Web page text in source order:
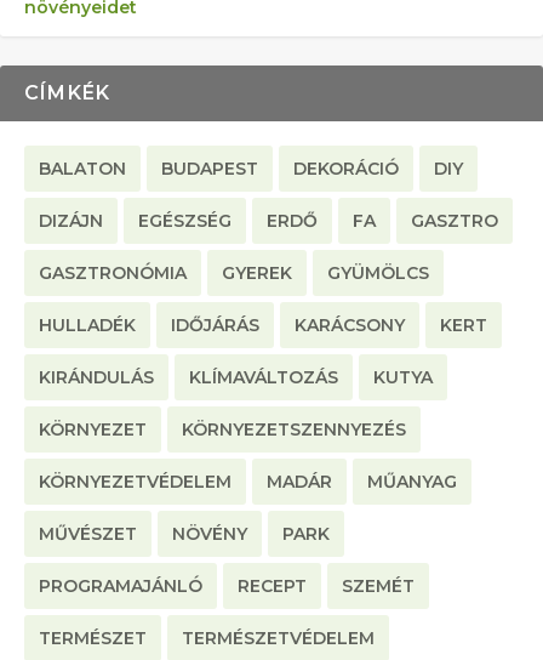
növényeidet
CÍMKÉK
BALATON BUDAPEST DEKORÁCIÓ DIY
DIZÁJN EGÉSZSÉG ERDŐ FA GASZTRO
GASZTRONÓMIA GYEREK GYÜMÖLCS
HULLADÉK IDŐJÁRÁS KARÁCSONY KERT
KIRÁNDULÁS KLÍMAVÁLTOZÁS KUTYA
KÖRNYEZET KÖRNYEZETSZENNYEZÉS
KÖRNYEZETVÉDELEM MADÁR MŰANYAG
MŰVÉSZET NÖVÉNY PARK
PROGRAMAJÁNLÓ RECEPT SZEMÉT
TERMÉSZET TERMÉSZETVÉDELEM